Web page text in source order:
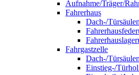
Aufnahme/Träger/
Fahrerhaus
Dach-/
Fahrgastzelle
Dach-/
Einstieg-/